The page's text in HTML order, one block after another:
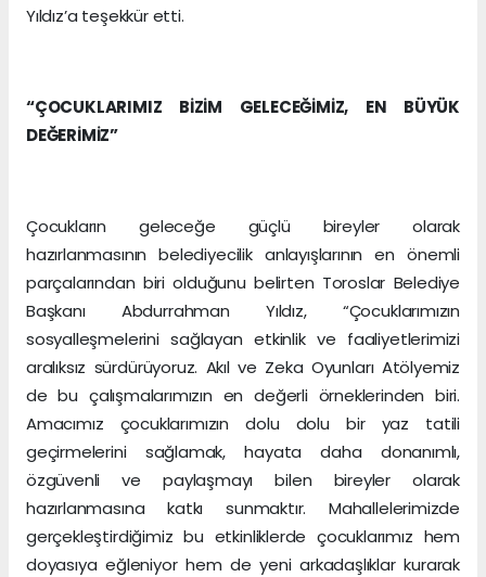
Yıldız’a teşekkür etti.
“ÇOCUKLARIMIZ BİZİM GELECEĞİMİZ, EN BÜYÜK
DEĞERİMİZ”
Çocukların geleceğe güçlü bireyler olarak
hazırlanmasının belediyecilik anlayışlarının en önemli
parçalarından biri olduğunu belirten Toroslar Belediye
Başkanı Abdurrahman Yıldız, “Çocuklarımızın
sosyalleşmelerini sağlayan etkinlik ve faaliyetlerimizi
aralıksız sürdürüyoruz. Akıl ve Zeka Oyunları Atölyemiz
de bu çalışmalarımızın en değerli örneklerinden biri.
Amacımız çocuklarımızın dolu dolu bir yaz tatili
geçirmelerini sağlamak, hayata daha donanımlı,
özgüvenli ve paylaşmayı bilen bireyler olarak
hazırlanmasına katkı sunmaktır. Mahallelerimizde
gerçekleştirdiğimiz bu etkinliklerde çocuklarımız hem
doyasıya eğleniyor hem de yeni arkadaşlıklar kurarak